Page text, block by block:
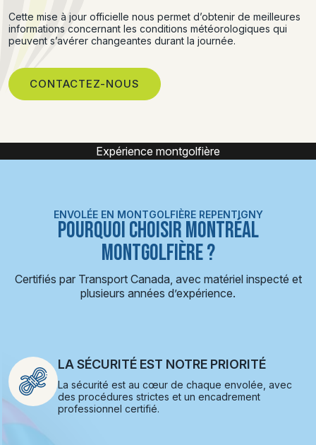
Cette mise à jour officielle nous permet d’obtenir de meilleures
informations concernant les conditions météorologiques qui
peuvent s’avérer changeantes durant la journée.
CONTACTEZ-NOUS
Montgolfière
ENVOLÉE EN MONTGOLFIÈRE REPENTIGNY
POURQUOI CHOISIR MONTRÉAL
MONTGOLFIÈRE ?
Certifiés par Transport Canada, avec matériel inspecté et
plusieurs années d’expérience.
LA SÉCURITÉ EST NOTRE PRIORITÉ
La sécurité est au cœur de chaque envolée, avec
des procédures strictes et un encadrement
professionnel certifié.